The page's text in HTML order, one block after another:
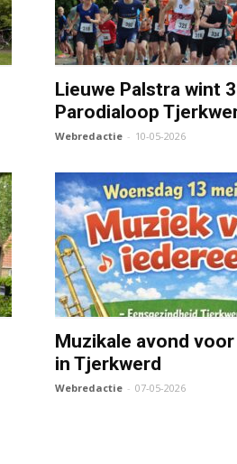
Lieuwe Palstra wint
Parodialoop
Webredactie - 10-05-2026
Muzikale avond
in Tjerkwerd
Webredactie - 07-05-2026